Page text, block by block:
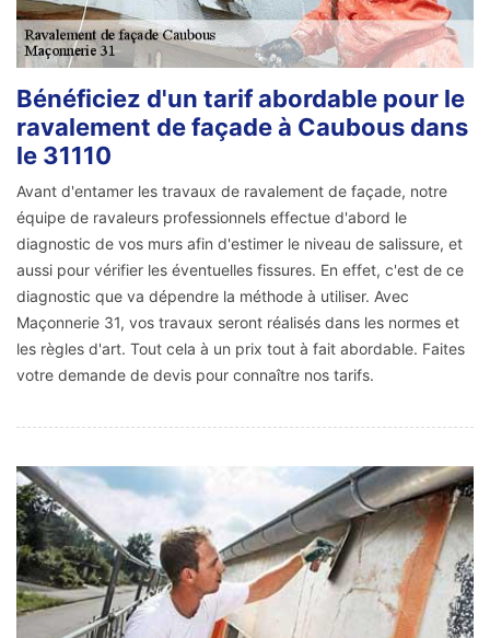
Bénéficiez d'un tarif abordable pour le
ravalement de façade à Caubous dans
le 31110
Avant d'entamer les travaux de ravalement de façade, notre
équipe de ravaleurs professionnels effectue d'abord le
diagnostic de vos murs afin d'estimer le niveau de salissure, et
aussi pour vérifier les éventuelles fissures. En effet, c'est de ce
diagnostic que va dépendre la méthode à utiliser. Avec
Maçonnerie 31, vos travaux seront réalisés dans les normes et
les règles d'art. Tout cela à un prix tout à fait abordable. Faites
votre demande de devis pour connaître nos tarifs.